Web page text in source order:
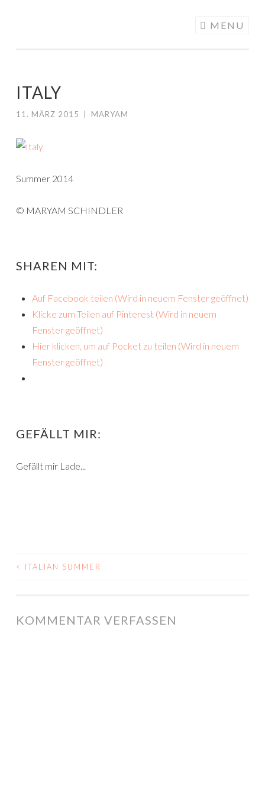
MENU
ITALY
11. MÄRZ 2015 MARYAM
Summer 2014
© MARYAM SCHINDLER
SHAREN MIT:
Auf Facebook teilen (Wird in neuem Fenster geöffnet)
Klicke zum Teilen auf Pinterest (Wird in neuem
Fenster geöffnet)
Hier klicken, um auf Pocket zu teilen (Wird in neuem
Fenster geöffnet)
GEFÄLLT MIR:
Gefällt mir Lade...
< ITALIAN SUMMER
KOMMENTAR VERFASSEN